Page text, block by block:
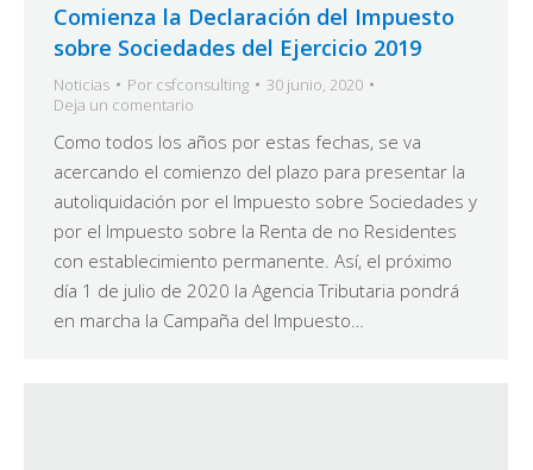
Comienza la Declaración del Impuesto
sobre Sociedades del Ejercicio 2019
Noticias Por csfconsulting
30 junio, 2020
Deja un comentario
Como todos los años por estas fechas, se va
acercando el comienzo del plazo para presentar la
autoliquidación por el Impuesto sobre Sociedades y
por el Impuesto sobre la Renta de no Residentes
con establecimiento permanente. Así, el próximo
día 1 de julio de 2020 la Agencia Tributaria pondrá
en marcha la Campaña del Impuesto…